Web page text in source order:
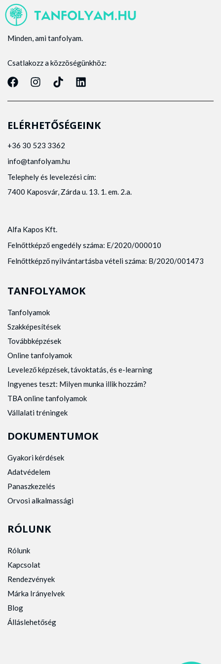
Minden, ami tanfolyam.
Csatlakozz a közzöségünkhöz:
ELÉRHETŐSÉGEINK
+36 30 523 3362
info@tanfolyam.hu
Telephely és levelezési cím:
7400 Kaposvár, Zárda u. 13. 1. em. 2.a.
Alfa Kapos Kft.
Felnőttképző engedély száma: E/2020/000010
Felnőttképző nyilvántartásba vételi száma: B/2020/001473
TANFOLYAMOK
Tanfolyamok
Szakképesítések
Továbbképzések
Online tanfolyamok
Levelező képzések, távoktatás, és e-learning
Ingyenes teszt: Milyen munka illik hozzám?
TBA online tanfolyamok
Vállalati tréningek
DOKUMENTUMOK
Gyakori kérdések
Adatvédelem
Panaszkezelés
Orvosi alkalmassági
RÓLUNK
Rólunk
Kapcsolat
Rendezvények
Márka Irányelvek
Blog
Álláslehetőség